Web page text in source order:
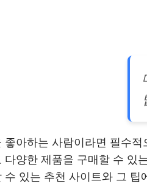
좋아하는 사람이라면 필수
다양한 제품을 구매할 수 있
수 있는 추천 사이트와 그